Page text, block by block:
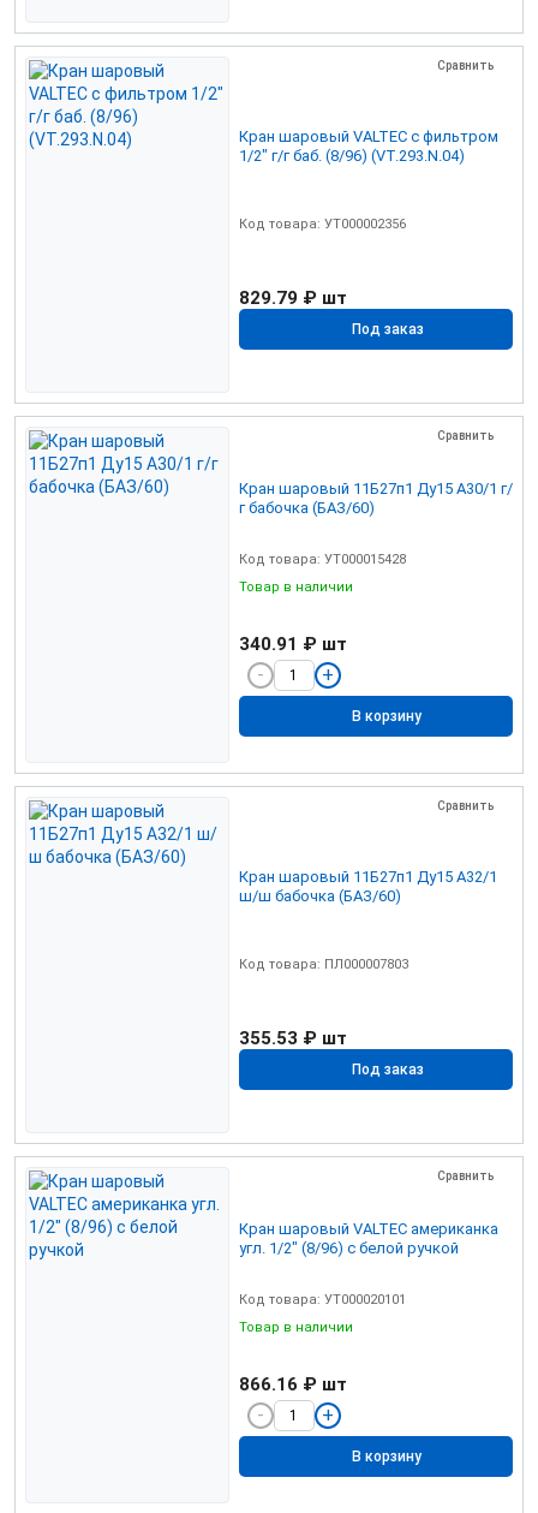
Сравнить
Кран шаровый VALTEC с фильтром
1/2" г/г баб. (8/96) (VT.293.N.04)
Код товара: УТ000002356
829.79 ₽ шт
Под заказ
Сравнить
Кран шаровый 11Б27п1 Ду15 А30/1 г/
г бабочка (БАЗ/60)
Код товара: УТ000015428
Товар в наличии
340.91 ₽ шт
В корзину
Сравнить
Кран шаровый 11Б27п1 Ду15 А32/1
ш/ш бабочка (БАЗ/60)
Код товара: ПЛ000007803
355.53 ₽ шт
Под заказ
Сравнить
Кран шаровый VALTEC американка
угл. 1/2" (8/96) с белой ручкой
Код товара: УТ000020101
Товар в наличии
866.16 ₽ шт
В корзину